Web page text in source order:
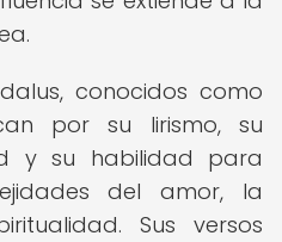
conocidos como
por su lirismo, su
y su habilidad para
del amor, la
Sus versos